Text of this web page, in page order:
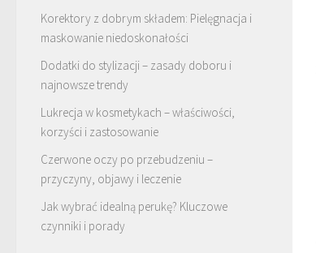
Korektory z dobrym składem: Pielęgnacja i
maskowanie niedoskonałości
Dodatki do stylizacji – zasady doboru i
najnowsze trendy
Lukrecja w kosmetykach – właściwości,
korzyści i zastosowanie
Czerwone oczy po przebudzeniu –
przyczyny, objawy i leczenie
Jak wybrać idealną perukę? Kluczowe
czynniki i porady